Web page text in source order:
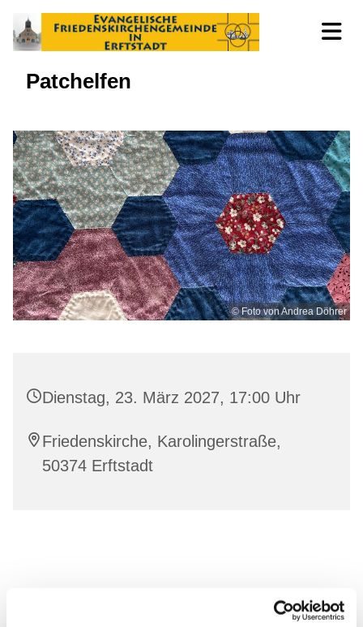
Patchelfen
© Foto von Andrea Döhrer
Dienstag, 23. März 2027, 17:00 Uhr
Friedenskirche, Karolingerstraße,
50374 Erftstadt